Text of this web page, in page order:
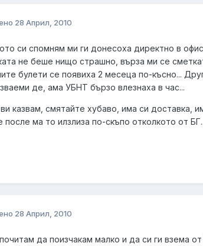
28 Април, 2010
си спомням ми ги донесоха директно в
не беше нищо страшно, върза ми се
булети се появиха 2 месеца по-късно...
де, ама УБНТ бързо влезнаха в час...
казвам, смятайте хубаво, има си доставка,
после ма то илзлиза по-скъпо отколкото от
28 Април, 2010
да поизчакам малко и да си ги взема